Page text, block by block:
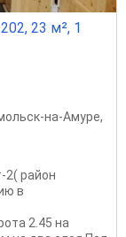
23 м², 1
на-Амуре,
2( район
в
2.45 на